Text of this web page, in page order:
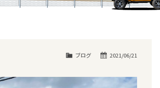
2021/06/21
ブログ